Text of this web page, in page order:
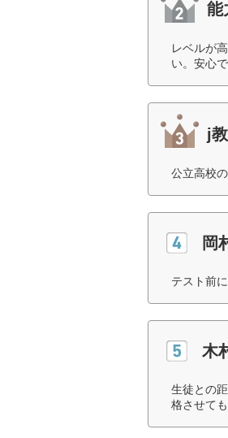
能
レベルが
い。安心
j
公立高校
岡
テスト前
木
生徒との
格させて